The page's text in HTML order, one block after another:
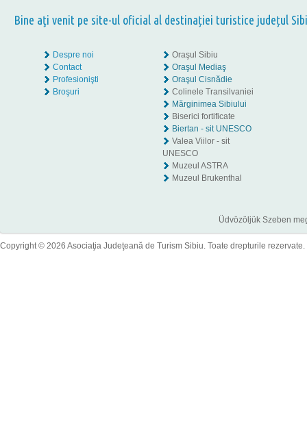
Bine aţi venit pe site-ul oficial al destinației turistice județul
Despre noi
Contact
Profesionişti
Broşuri
Oraşul Sibiu
Oraşul Mediaş
Oraşul Cisnădie
Colinele Transilvaniei
Mărginimea Sibiului
Biserici fortificate
Biertan - sit UNESCO
Valea Viilor - sit
UNESCO
Muzeul ASTRA
Muzeul Brukenthal
Üdvözöljük Szeben
Copyright © 2026 Asociaţia Judeţeană de Turism Sibiu. Toate drepturile rezervate.